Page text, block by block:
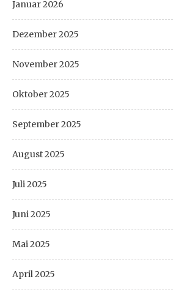
Januar 2026
Dezember 2025
November 2025
Oktober 2025
September 2025
August 2025
Juli 2025
Juni 2025
Mai 2025
April 2025